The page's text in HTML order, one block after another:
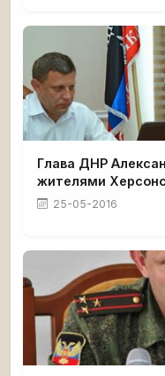
Глава ДНР
жителями
25-05-2016